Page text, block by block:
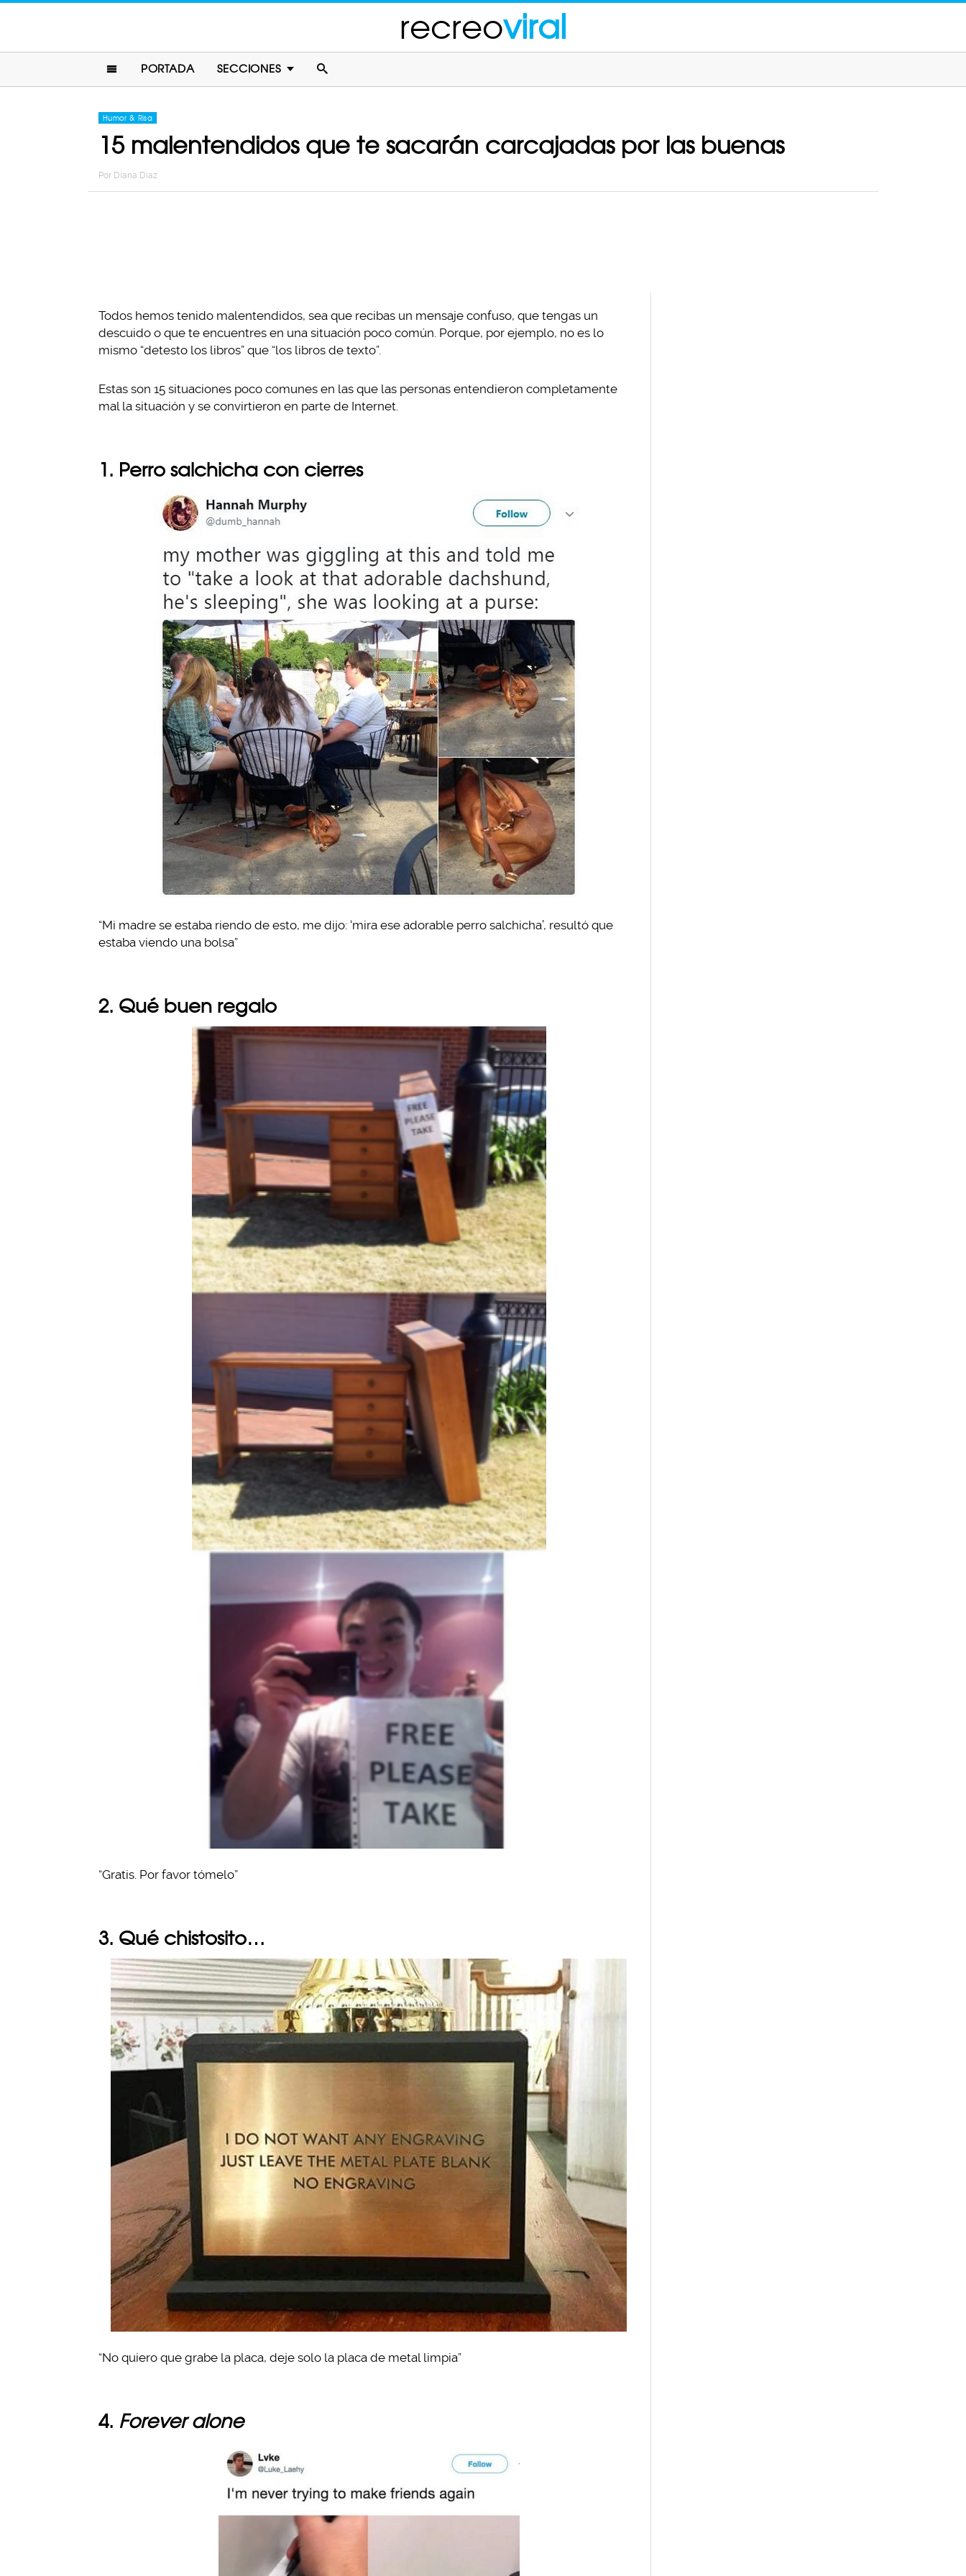
recreoviral
PORTADA SECCIONES
Humor & Risa
15 malentendidos que te sacarán carcajadas por las buenas
Por Diana Diaz
Todos hemos tenido malentendidos, sea que recibas un mensaje confuso, que tengas un
descuido o que te encuentres en una situación poco común. Porque, por ejemplo, no es lo
mismo “detesto los libros” que “los libros de texto”.
Estas son 15 situaciones poco comunes en las que las personas entendieron completamente
mal la situación y se convirtieron en parte de Internet.
1. Perro salchicha con cierres
“Mi madre se estaba riendo de esto, me dijo: ‘mira ese adorable perro salchicha’, resultó que
estaba viendo una bolsa”
2. Qué buen regalo
“Gratis. Por favor tómelo”
3. Qué chistosito…
“No quiero que grabe la placa, deje solo la placa de metal limpia”
4. Forever alone